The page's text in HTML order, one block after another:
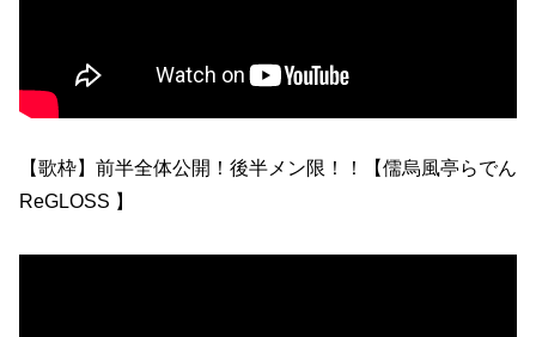
【歌枠】前半全体公開！後半メン限！！【儒烏風亭らでん
ReGLOSS 】